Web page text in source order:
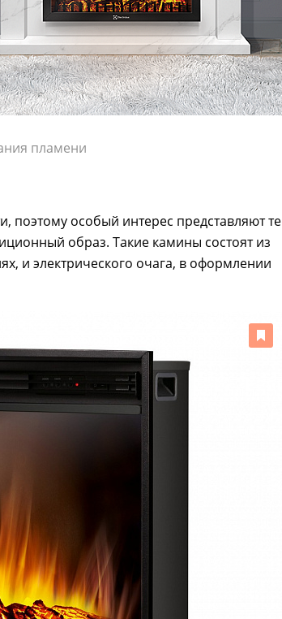
пламени
поэтому особый интерес представляют те
образ. Такие камины состоят из
и электрического очага, в оформлении